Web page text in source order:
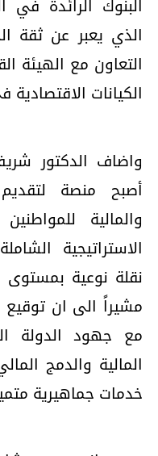
البنوك الرائدة
الذي يعبر عن ثقة
التعاون مع الهيئة
الكيانات
واضاف الدكتور
أصبح منصة
والمالية
الاستراتيجية
نقلة نوعية بمستوى
مشيراً الى ان توقيع
مع جهود الدولة
المالية والدمج
خدمات جماهيرية